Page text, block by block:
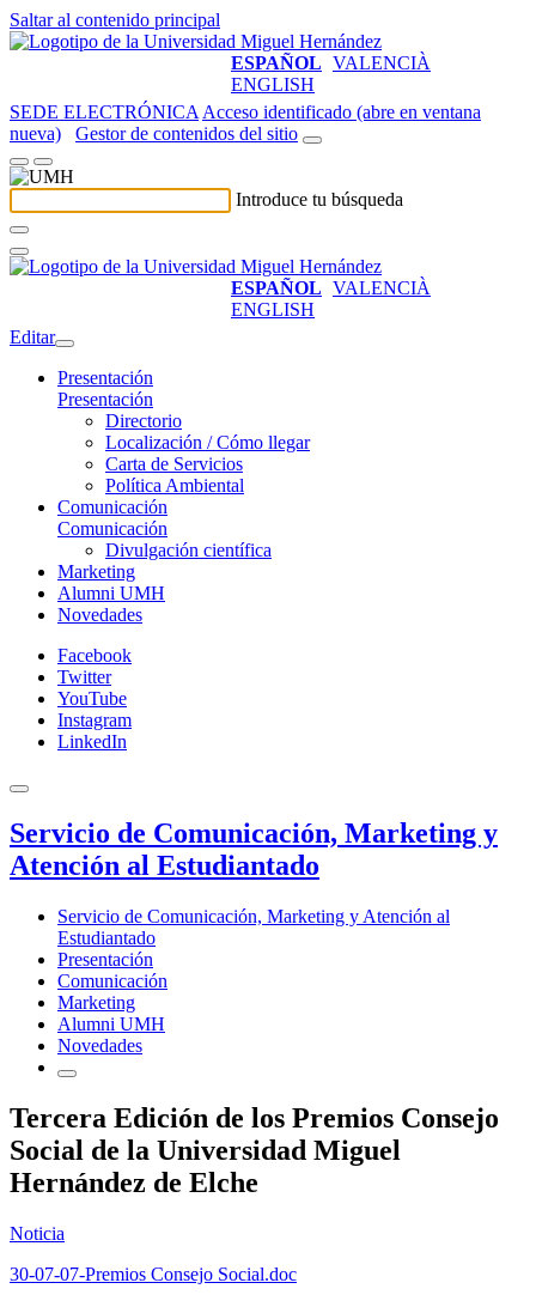
Saltar al contenido principal
ESPAÑOL VALENCIÀ
ENGLISH
SEDE ELECTRÓNICA Acceso identificado (abre en ventana
nueva)
Gestor de contenidos del sitio
Introduce tu búsqueda
ESPAÑOL VALENCIÀ
ENGLISH
Editar
Presentación
Presentación
Directorio
Localización / Cómo llegar
Carta de Servicios
Política Ambiental
Comunicación
Comunicación
Divulgación científica
Marketing
Alumni UMH
Novedades
Facebook
Twitter
YouTube
Instagram
LinkedIn
Servicio de Comunicación, Marketing y
Atención al Estudiantado
Servicio de Comunicación, Marketing y Atención al
Estudiantado
Presentación
Comunicación
Marketing
Alumni UMH
Novedades
Tercera Edición de los Premios Consejo
Social de la Universidad Miguel
Hernández de Elche
Noticia
30-07-07-Premios Consejo Social.doc